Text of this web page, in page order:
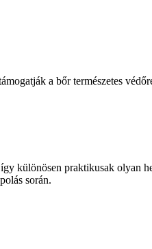
a bőr természetes
különösen praktikusak olyan
során.